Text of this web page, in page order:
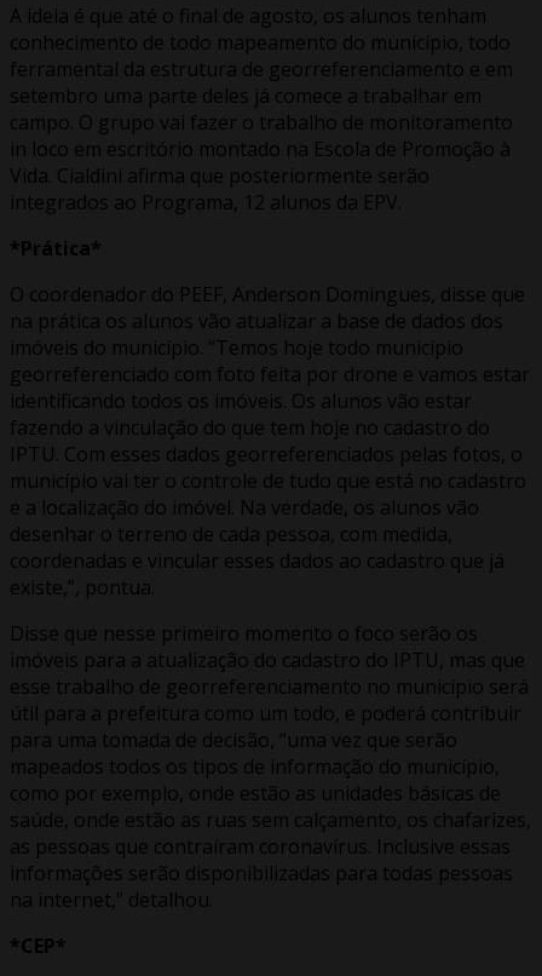
A ideia é que até o final de agosto, os alunos tenham
conhecimento de todo mapeamento do município, todo
ferramental da estrutura de georreferenciamento e em
setembro uma parte deles já comece a trabalhar em
campo. O grupo vai fazer o trabalho de monitoramento
in loco em escritório montado na Escola de Promoção à
Vida. Cialdini afirma que posteriormente serão
integrados ao Programa, 12 alunos da EPV.
*Prática*
O coordenador do PEEF, Anderson Domingues, disse que
na prática os alunos vão atualizar a base de dados dos
imóveis do município. “Temos hoje todo município
georreferenciado com foto feita por drone e vamos estar
identificando todos os imóveis. Os alunos vão estar
fazendo a vinculação do que tem hoje no cadastro do
IPTU. Com esses dados georreferenciados pelas fotos, o
município vai ter o controle de tudo que está no cadastro
e a localização do imóvel. Na verdade, os alunos vão
desenhar o terreno de cada pessoa, com medida,
coordenadas e vincular esses dados ao cadastro que já
existe,”, pontua.
Disse que nesse primeiro momento o foco serão os
imóveis para a atualização do cadastro do IPTU, mas que
esse trabalho de georreferenciamento no município será
útil para a prefeitura como um todo, e poderá contribuir
para uma tomada de decisão, “uma vez que serão
mapeados todos os tipos de informação do município,
como por exemplo, onde estão as unidades básicas de
saúde, onde estão as ruas sem calçamento, os chafarizes,
as pessoas que contraíram coronavírus. Inclusive essas
informações serão disponibilizadas para todas pessoas
na internet,” detalhou.
*CEP*